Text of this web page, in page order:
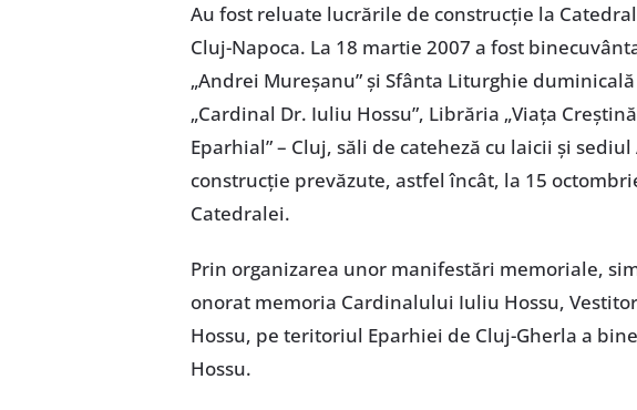
Au fost reluate lucrările de construcție la
Cluj-Napoca. La 18 martie 2007 a fost
„Andrei Mureșanu” și Sfânta Liturghie
„Cardinal Dr. Iuliu Hossu”, Librăria „Viața
Eparhial” – Cluj, săli de cateheză cu laicii și
construcție prevăzute, astfel încât, la 15
Catedralei.
Prin organizarea unor manifestări memoriale,
onorat memoria Cardinalului Iuliu Hossu,
Hossu, pe teritoriul Eparhiei de Cluj-Gherla a
Hossu.